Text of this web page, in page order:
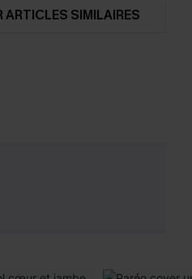
ARTICLES SIMILAIRES